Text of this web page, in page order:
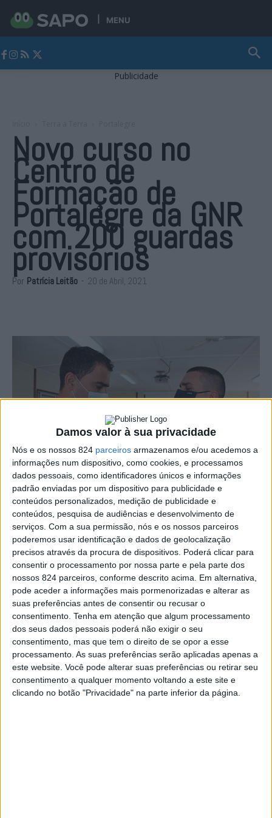
Damos valor à sua privacidade
Nós e os nossos 824 parceiros armazenamos e/ou acedemos a
informações num dispositivo, como cookies, e processamos
dados pessoais, como identificadores únicos e informações
padrão enviadas por um dispositivo para publicidade e
conteúdos personalizados, medição de publicidade e
conteúdos, pesquisa de audiências e desenvolvimento de
serviços. Com a sua permissão, nós e os nossos parceiros
poderemos usar identificação e dados de geolocalização
precisos através da procura de dispositivos. Poderá clicar para
consentir o processamento por nossa parte e pela parte dos
nossos 824 parceiros, conforme descrito acima. Em alternativa,
pode aceder a informações mais pormenorizadas e alterar as
suas preferências antes de consentir ou recusar o
consentimento. Tenha em atenção que algum processamento
dos seus dados pessoais poderá não exigir o seu
consentimento, mas que tem o direito de se opor a esse
processamento. As suas preferências serão aplicadas apenas a
este website. Você pode alterar suas preferências ou retirar seu
consentimento a qualquer momento voltando a este site e
clicando no botão "Privacidade" na parte inferior da página.
MENU
Publicidade
Novo curso no
Centro de
Formação de
Portalegre da GNR
com 200 guardas
provisórios
Por Patrícia Leitão - 20 de Abril, 2021
O Centro de Formação de Portalegre (CFP) da Escola da
Guarda deu início esta semana à incorporação do 43.º
Curso de Formação de Guardas (CFG), composto por 200
Guardas-provisórios.
O CFG terá a duração aproximada de oito meses, período
em que serão ministradas, à distância e
presencialmente, de acordo com as orientações da
Direção-Geral da Saúde, diversas matérias relativas quer